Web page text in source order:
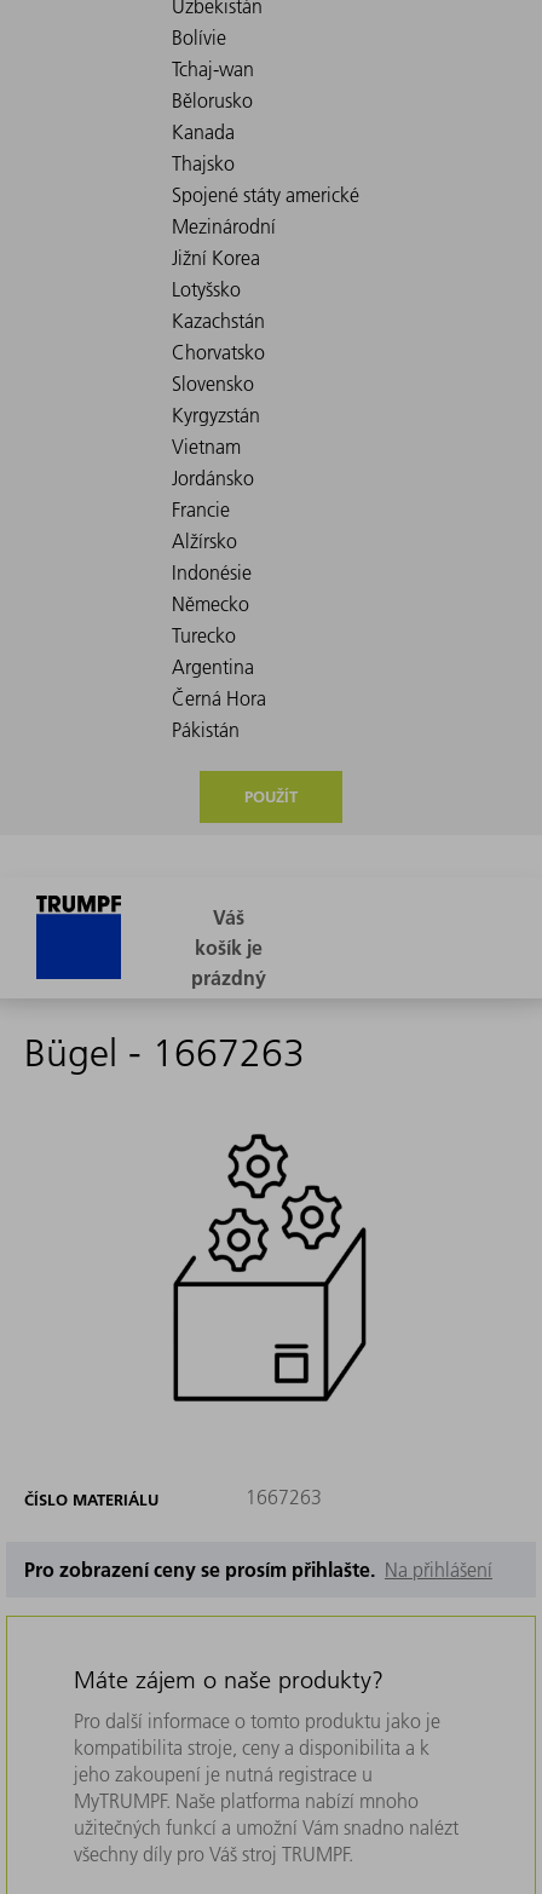
POUŽÍT
Bügel - 1667263
ČÍSLO MATERIÁLU 1667263
Pro zobrazení ceny se prosím přihlašte. Na přihlášení
Máte zájem o naše produkty?
Pro další informace o tomto produktu jako je
kompatibilita stroje, ceny a disponibilita a k
jeho zakoupení je nutná registrace u
MyTRUMPF. Naše platforma nabízí mnoho
užitečných funkcí a umožní Vám snadno nalézt
všechny díly pro Váš stroj TRUMPF.